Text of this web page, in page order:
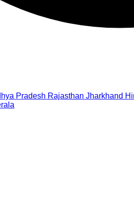
Pradesh Rajasthan Jharkhand